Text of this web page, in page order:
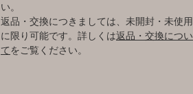
い。
返品・交換につきましては、未開封・未使用
に限り可能です。詳しくは返品・交換につい
てをご覧ください。